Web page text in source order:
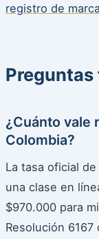
registro de
¿Cuánto vale
Colombia?
La tasa oficial
una clase en
$970.000 para
Resolución